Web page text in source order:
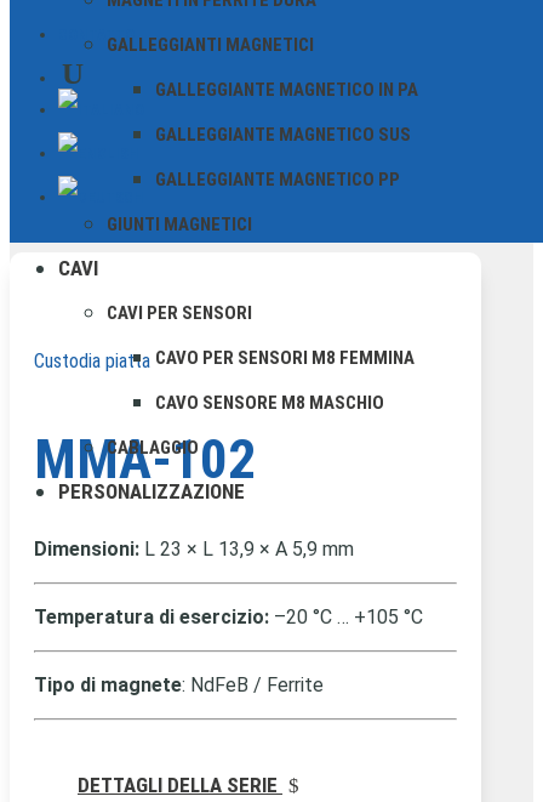
CONTATTOGALLEGGIANTI MAGNETICI
GALLEGGIANTE MAGNETICO IN PA
GALLEGGIANTE MAGNETICO SUS
GALLEGGIANTE MAGNETICO PP
GIUNTI MAGNETICI
CAVI
CAVI PER SENSORI
CAVO PER SENSORI M8 FEMMINA
CAVO SENSORE M8 MASCHIO
CABLAGGIO
PERSONALIZZAZIONE
struttura robusta e duratura.
Custodia piatta
MMA-102
Dimensioni: L 23 × L 13,9 × A 5,9 mm
Temperatura di esercizio: –20 °C … +105 °C
Tipo di magnete: NdFeB / Ferrite
DETTAGLI DELLA SERIE